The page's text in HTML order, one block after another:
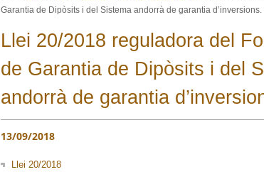
Garantia de Dipòsits i del Sistema andorrà de garantia d’inversions.
Llei 20/2018 reguladora del
de Garantia de Dipòsits i del
andorrà de garantia
13/09/2018
Llei 20/2018